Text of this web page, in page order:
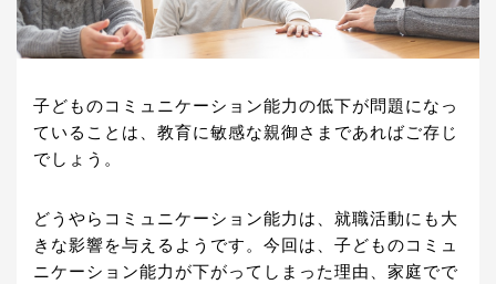
子どものコミュニケーション能力の低下が問題になっ
ていることは、教育に敏感な親御さまであればご存じ
でしょう。
どうやらコミュニケーション能力は、就職活動にも大
きな影響を与えるようです。今回は、子どものコミュ
ニケーション能力が下がってしまった理由、家庭でで